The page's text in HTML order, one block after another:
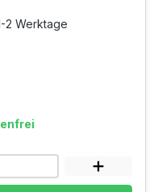
2 Werktage